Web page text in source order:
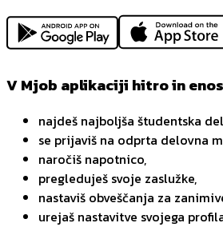
V Mjob aplikaciji hitro in
najdeš najboljša študentska
se prijaviš na odprta delovna
naročiš napotnico,
pregleduješ svoje zaslužke,
nastaviš obveščanja za
urejaš nastavitve svojega